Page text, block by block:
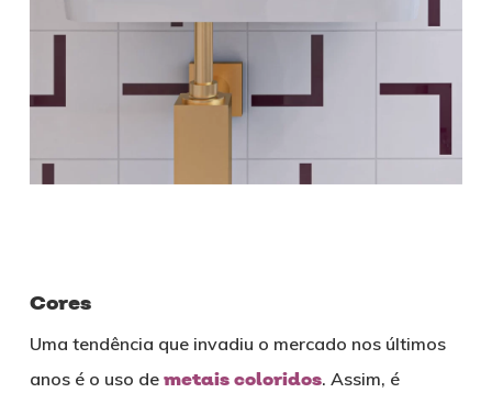
Cores
Uma tendência que invadiu o mercado nos últimos
anos é o uso de metais coloridos. Assim, é